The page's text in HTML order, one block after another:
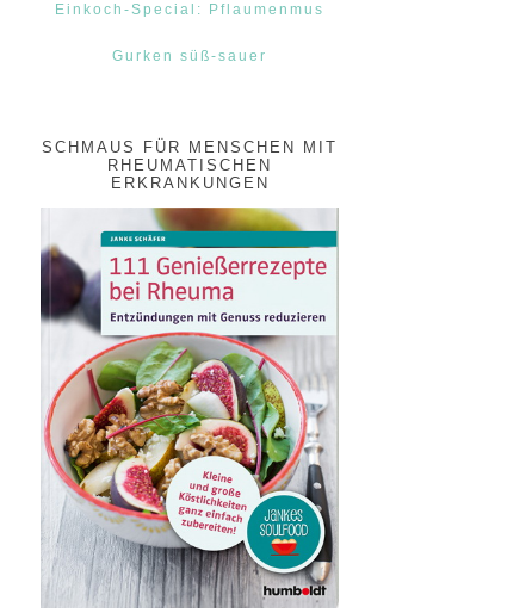
Einkoch-Special: Pflaumenmus
Gurken süß-sauer
SCHMAUS FÜR MENSCHEN MIT
RHEUMATISCHEN
ERKRANKUNGEN